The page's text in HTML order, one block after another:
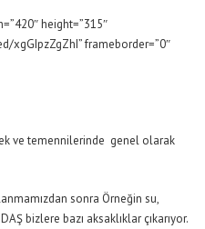
height=”315″
xgGIpzZgZhI” frameborder=”0″
ve temennilerinde genel olarak
sonra Örneğin su,
bizlere bazı aksaklıklar çıkarıyor.